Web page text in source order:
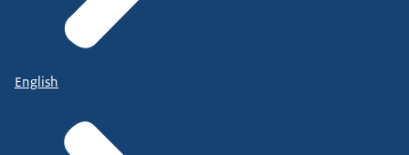
English